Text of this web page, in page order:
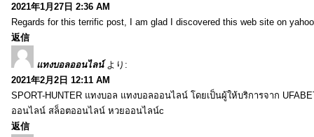
2021年1月27日 2:36 AM
Regards for this terrific post, I am glad I discovered this web site on
返信
แทงบอลออนไลน์ より:
2021年2月2日 12:11 AM
SPORT-HUNTER แทงบอล แทงบอลออนไลน์ โดยเป็นผู้ให้บริการจาก
ออนไลน์ สล็อตออนไลน์ หวยออนไลน์c
返信